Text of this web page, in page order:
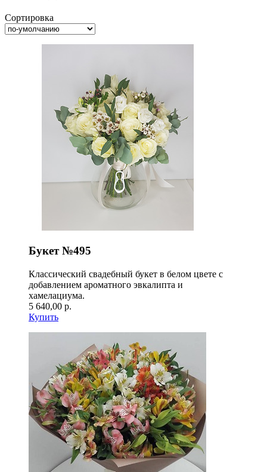
Сортировка
Букет №495
Классический свадебный букет в белом цвете с
добавлением ароматного эвкалипта и
хамелациума.
5 640,00 р.
Купить